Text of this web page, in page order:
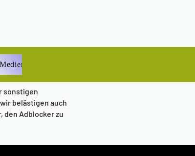
sonstigen
belästigen auch
den Adblocker zu